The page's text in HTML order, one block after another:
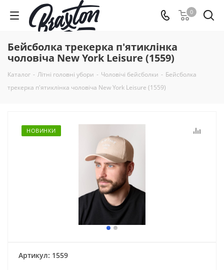
0
Бейсболка трекерка п'ятиклінка
чоловіча New York Leisure (1559)
Каталог - Літні головні убори - Чоловічі бейсболки - Бейсболка
трекерка п'ятиклінка чоловіча New York Leisure (1559)
НОВИНКИ
Артикул: 1559